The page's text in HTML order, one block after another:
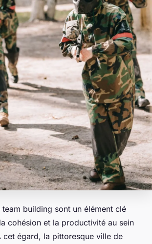
building sont un élément clé
cohésion et la productivité au sein
cet égard, la pittoresque ville de